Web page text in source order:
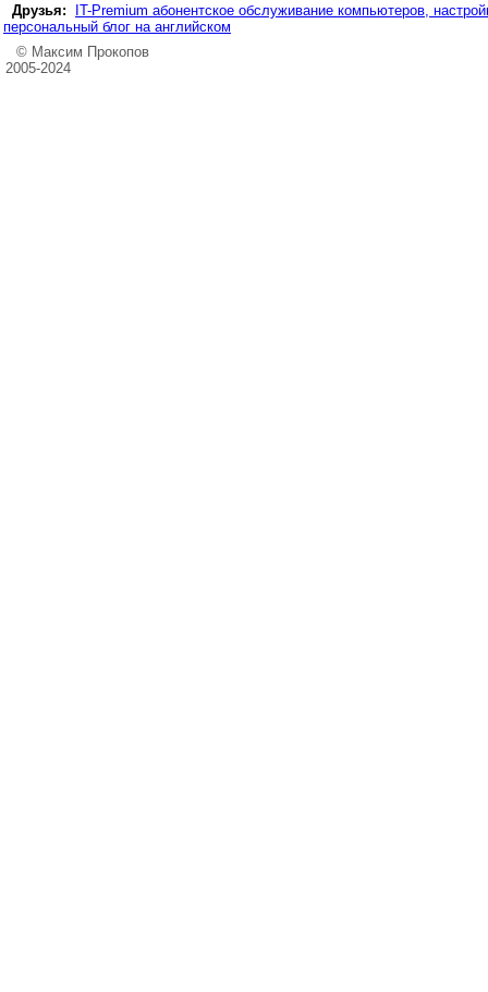
Друзья:
IT-Premium абонентское обслуживание компьютеров,
персональный блог на английском
© Максим Прокопов
2005-2024